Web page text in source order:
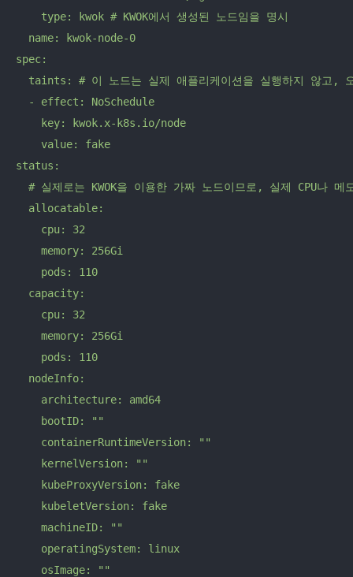
    type: kwok # KWOK에서 생성된 노드임을 명시
  name: kwok-node-0
spec:
taints: # 이 노드는 실제 애플리케이션을 실행하지 않고,
  - effect: NoSchedule
    key: kwok.x-k8s.io/node
    value: fake
status:
# 실제로는 KWOK을 이용한 가짜 노드이므로, 실제 CPU나 메
  allocatable:
    cpu: 32
    memory: 256Gi
    pods: 110
  capacity:
    cpu: 32
    memory: 256Gi
    pods: 110
  nodeInfo:
    architecture: amd64
    bootID: ""
    containerRuntimeVersion: ""
    kernelVersion: ""
    kubeProxyVersion: fake
    kubeletVersion: fake
    machineID: ""
    operatingSystem: linux
    osImage: ""